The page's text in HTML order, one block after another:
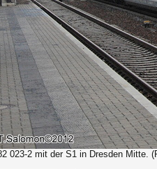
023-2 mit der S1 in Dresden Mitte.